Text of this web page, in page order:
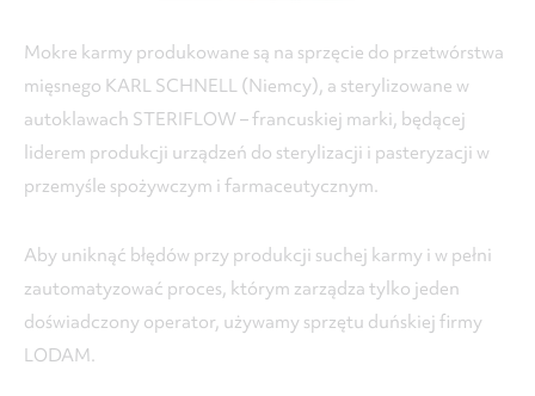
Mokre karmy produkowane są na sprzęcie do przetwórstwa
mięsnego KARL SCHNELL (Niemcy), a sterylizowane w
autoklawach STERIFLOW – francuskiej marki, będącej
liderem produkcji urządzeń do sterylizacji i pasteryzacji w
przemyśle spożywczym i farmaceutycznym.
Aby uniknąć błędów przy produkcji suchej karmy i w pełni
zautomatyzować proces, którym zarządza tylko jeden
doświadczony operator, używamy sprzętu duńskiej firmy
LODAM.